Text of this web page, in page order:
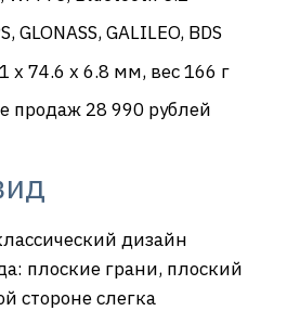
GLONASS, GALILEO, BDS
x 74.6 x 6.8 мм, вес 166 г
продаж 28 990 рублей
дизайн
плоские грани, плоский
стороне слегка